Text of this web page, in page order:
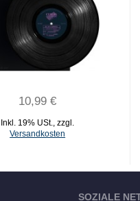
10,99 €
Inkl. 19% USt.,zzgl.
Versandkosten
SOZIALE